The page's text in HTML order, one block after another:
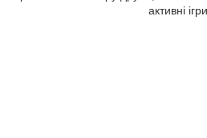
активні